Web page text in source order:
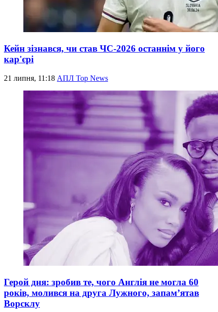
Кейн зізнався, чи став ЧС-2026 останнім у його
кар'єрі
21 липня, 11:18 АПЛ Top News
Герой дня: зробив те, чого Англія не могла 60
років, молився на друга Лужного, запам’ятав
Ворсклу